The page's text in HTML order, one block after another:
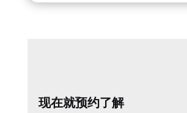
现在就预约了解